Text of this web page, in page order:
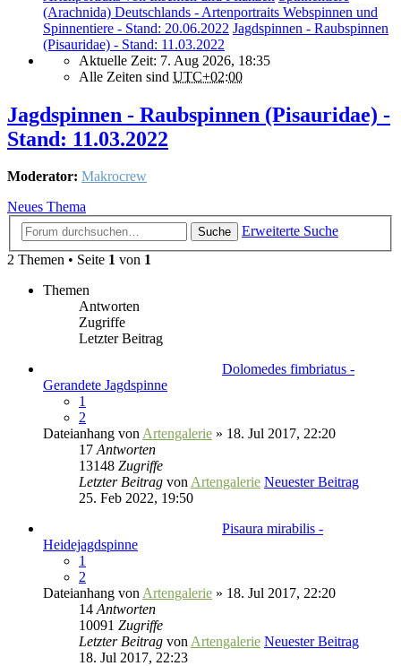
(Arachnida) Deutschlands - Artenportraits Webspinnen und
Spinnentiere - Stand: 20.06.2022 Jagdspinnen - Raubspinnen
(Pisauridae) - Stand: 11.03.2022
Aktuelle Zeit: 7. Aug 2026, 18:35
Alle Zeiten sind UTC+02:00
Jagdspinnen - Raubspinnen (Pisauridae) -
Stand: 11.03.2022
Moderator: Makrocrew
Neues Thema
Suche
Erweiterte Suche
2 Themen • Seite 1 von 1
Themen
Antworten
Zugriffe
Letzter Beitrag
Dolomedes fimbriatus -
Gerandete Jagdspinne
1
2
Dateianhang von Artengalerie » 18. Jul 2017, 22:20
17 Antworten
13148 Zugriffe
Letzter Beitrag von Artengalerie Neuester Beitrag
25. Feb 2022, 19:50
Pisaura mirabilis -
Heidejagdspinne
1
2
Dateianhang von Artengalerie » 18. Jul 2017, 22:20
14 Antworten
10091 Zugriffe
Letzter Beitrag von Artengalerie Neuester Beitrag
18. Jul 2017, 22:23